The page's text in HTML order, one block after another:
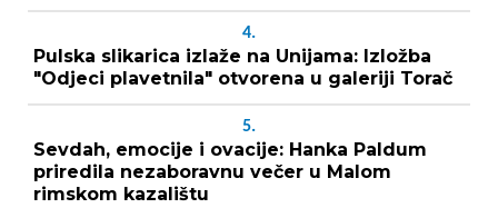
4.
Pulska slikarica izlaže na Unijama: Izložba
"Odjeci plavetnila" otvorena u galeriji Torač
5.
Sevdah, emocije i ovacije: Hanka Paldum
priredila nezaboravnu večer u Malom
rimskom kazalištu